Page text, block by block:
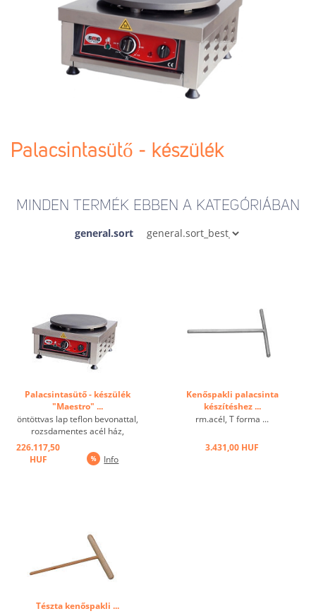
Palacsintasütő - készülék
MINDEN TERMÉK EBBEN A KATEGÓRIÁBAN
general.sort
Palacsintasütő - készülék
"Maestro" ...
öntöttvas lap teflon bevonattal,
rozsdamentes acél ház,
termosztát, rozsdamentes acél
külső burkolat, sütőlap átmérője
40 cm, incl 1 spaki fából + fiók ...
226.117,50
HUF
Info
Kenőspakli palacsinta
készítéshez ...
rm.acél, T forma ...
3.431,00 HUF
Tészta kenőspakli ...